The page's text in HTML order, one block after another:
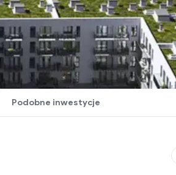
Podobne inwestycje